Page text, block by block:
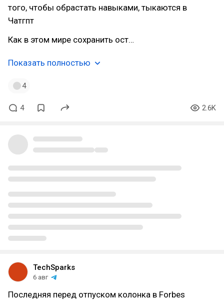
того, чтобы обрастать навыками, тыкаются в
Чатгпт
Как в этом мире сохранить ост…
Показать полностью
4
4 2.6K
TechSparks
6 авг
Последняя перед отпуском колонка в Forbes